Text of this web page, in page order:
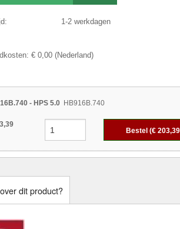
1-2 werkdagen
€ 0,00 (Nederland)
- HPS 5.0 HB916B.740
Bestel (€ 203,39
dit product?